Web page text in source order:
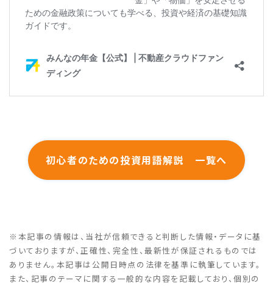
初心者のための投資用語解説 一覧へ
※本記事の情報は、当社が信頼できると判断した情報・データに基
づいておりますが、正確性、完全性、最新性が保証されるものでは
ありません。本記事は公開日時点の法律を基準に執筆しています。
また、記事のテーマに関する一般的な内容を記載しており、個別の